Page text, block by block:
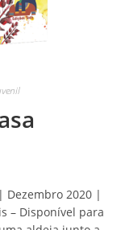
Dezembro 2020 |
– Disponível para